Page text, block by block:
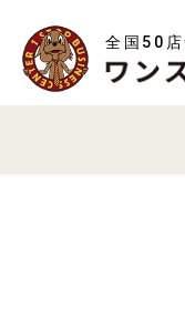
全国50店